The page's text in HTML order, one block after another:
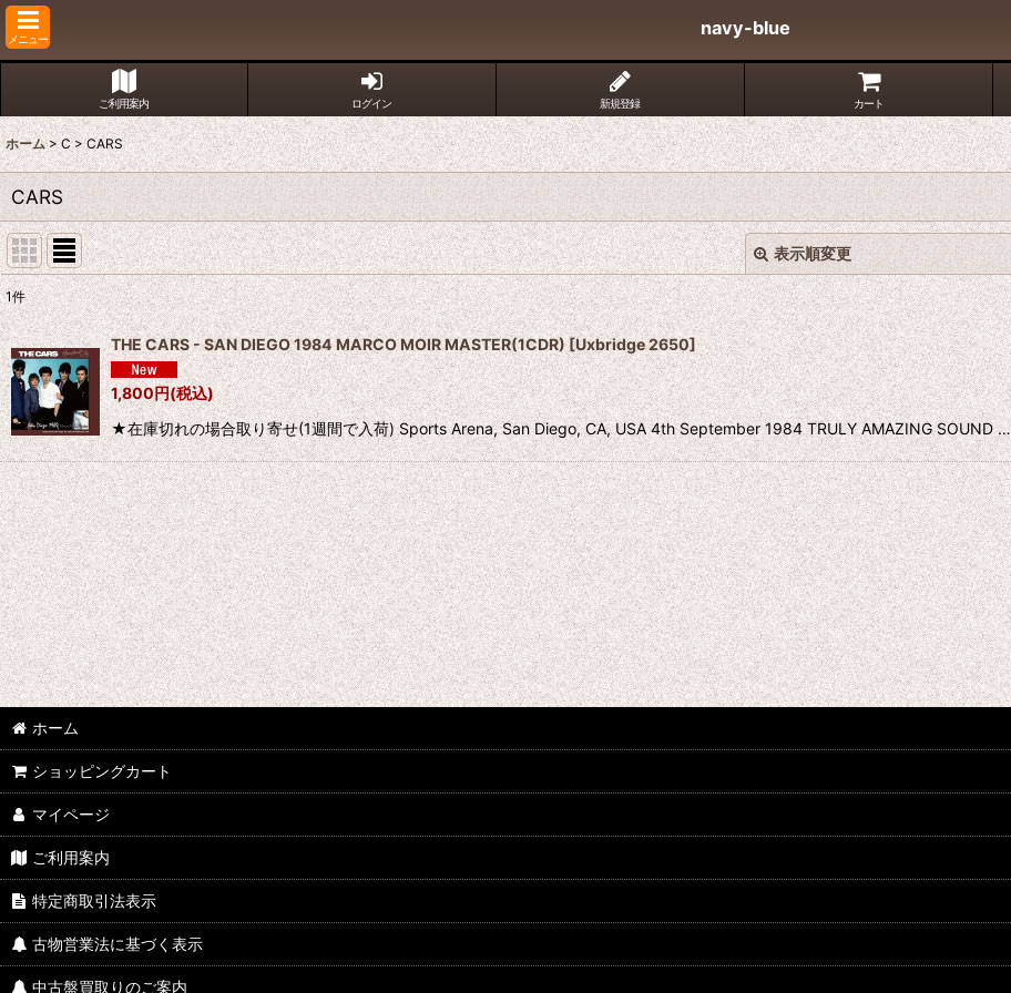
メニュー
navy-blue
ご利用案内 ログイン 新規登録 カート
ホーム > C > CARS
CARS
表示順変更
表示数:
並び順:
絞り込む
1件
THE CARS - SAN DIEGO 1984 MARCO MOIR MASTER(1CDR)[Uxbridge 2650]
1,800円(税込)
★在庫切れの場合取り寄せ(1週間で入荷) Sports Arena, San Diego, CA, USA 4th September 1984 TRULY AMAZING SOUND …
ホーム
ショッピングカート
マイページ
ご利用案内
特定商取引法表示
古物営業法に基づく表示
中古盤買取りのご案内